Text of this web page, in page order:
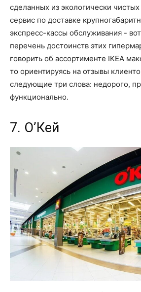
сделанных из экологически
сервис по доставке
экспресс-кассы обслуживания -
перечень достоинств этих
говорить об ассортименте IKEA
то ориентируясь на отзывы
следующие три слова: недорого,
функционально.
7. О’Кей